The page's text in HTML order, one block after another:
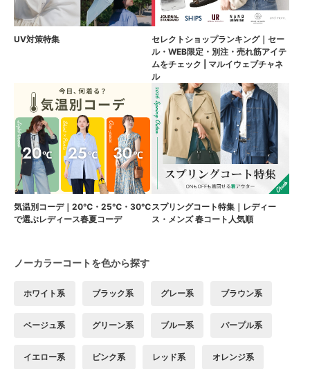
UV対策特集
セレクトショップランキング｜セー
ル・WEB限定・別注・売れ筋アイテ
ムをチェック | マルイウェブチャネ
ル
気温別コーデ｜20℃・25℃・30℃
で選ぶレディース春夏コーデ
スプリングコート特集｜レディー
ス・メンズ 春コート人気順
ノーカラーコートを色から探す
ホワイト系 ブラック系 グレー系 ブラウン系
ベージュ系 グリーン系 ブルー系 パープル系
イエロー系 ピンク系 レッド系 オレンジ系